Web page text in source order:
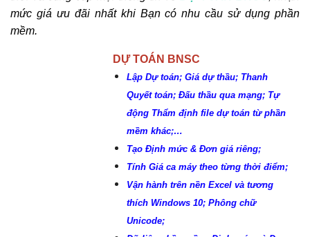
bảng giá trị vật tư => Giá vật liệu đến chân công trình ( Giá
mua+Chi phí vận chuyển
– Bảng giá trị vật tư sau khi chọn kết xuất
Kết nối và Inbox ngayTel/Zalo: 0981.75.75.27 /
Khắc Tiệp Bắc Nam
thời và cung cấp mọi thông tin vềDỰ TOÁN BNSC
mức giá ưu đãi nhất khi Bạn có nhu cầu sử dụng phần